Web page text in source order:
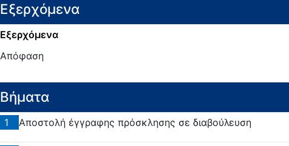
Εξερχόμενα
Εξερχόμενα
Απόφαση
Βήματα
1 Αποστολή έγγραφης πρόσκλησης σε διαβούλευση